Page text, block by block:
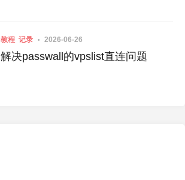
教程 记录 2026-06-26
解决passwall的vpslist直连问题